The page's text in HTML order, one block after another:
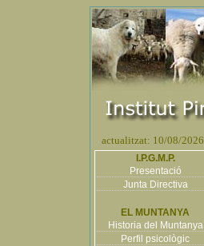
actualitzat: 10/08/2026
I.P.G.M.P.
Presentació
Junta Directiva
EL MUNTANYA
Historia del Muntanya
Perfil psicològic